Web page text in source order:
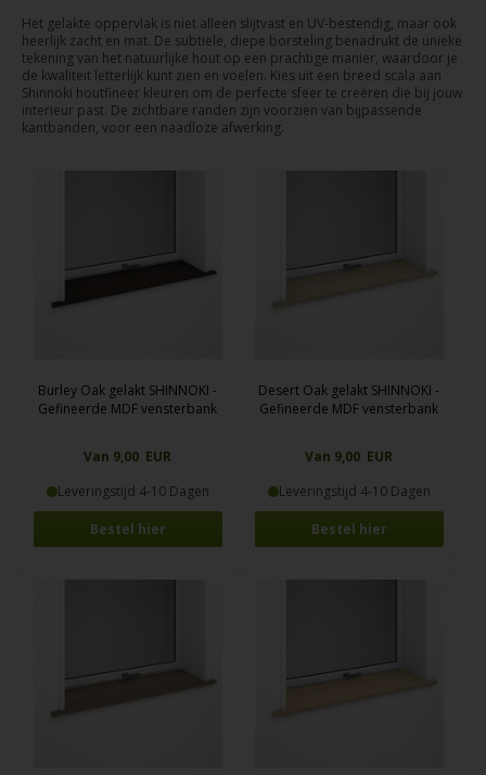
Het gelakte oppervlak is niet alleen slijtvast en UV-bestendig, maar ook
heerlijk zacht en mat. De subtiele, diepe borsteling benadrukt de unieke
tekening van het natuurlijke hout op een prachtige manier, waardoor je
de kwaliteit letterlijk kunt zien en voelen. Kies uit een breed scala aan
Shinnoki houtfineer kleuren om de perfecte sfeer te creëren die bij jouw
interieur past. De zichtbare randen zijn voorzien van bijpassende
kantbanden, voor een naadloze afwerking.
Burley Oak gelakt SHINNOKI -
Gefineerde MDF vensterbank
Van 9,00 EUR
Leveringstijd 4-10 Dagen
Bestel hier
Desert Oak gelakt SHINNOKI -
Gefineerde MDF vensterbank
Van 9,00 EUR
Leveringstijd 4-10 Dagen
Bestel hier